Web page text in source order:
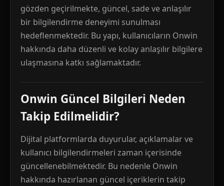
gözden geçirilmekte, güncel, sade ve anlaşılır
bir bilgilendirme deneyimi sunulması
hedeflenmektedir. Bu yapı, kullanıcıların Onwin
hakkında daha düzenli ve kolay anlaşılır bilgilere
ulaşmasına katkı sağlamaktadır.
Onwin Güncel Bilgileri Neden
Takip Edilmelidir?
Dijital platformlarda duyurular, açıklamalar ve
kullanıcı bilgilendirmeleri zaman içerisinde
güncellenebilmektedir. Bu nedenle Onwin
hakkında hazırlanan güncel içeriklerin takip